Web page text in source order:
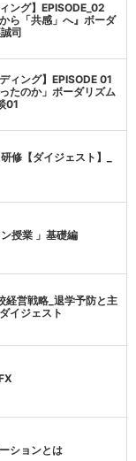
ング】EPISODE_02
ら「共感」へ』ボーダ
司
ィング】EPISODE 01
たのか」ボーダリズム
01
修【ダイジェスト】_
授業 」基礎編
営戦略_退学予防と主
イジェスト
ションとは